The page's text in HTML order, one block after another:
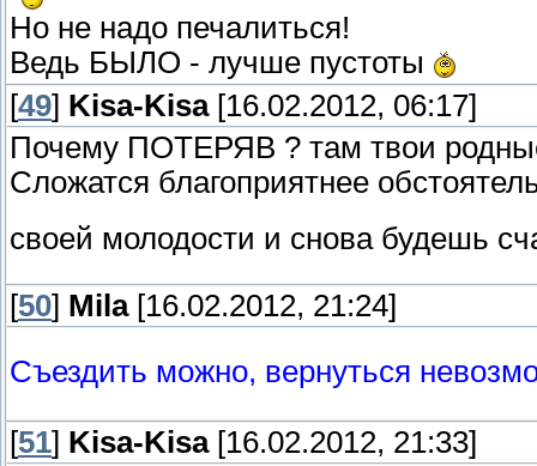
Но не надо печалиться!
Ведь БЫЛО - лучше пустоты
[49] Kisa-Kisa[16.02.2012, 06:17]
Почему ПОТЕРЯВ ? там твои
Сложатся благоприятнее
своей молодости и снова будешь
[50] Mila[16.02.2012, 21:24]
Съездить можно, вернуться
[51] Kisa-Kisa[16.02.2012, 21:33]